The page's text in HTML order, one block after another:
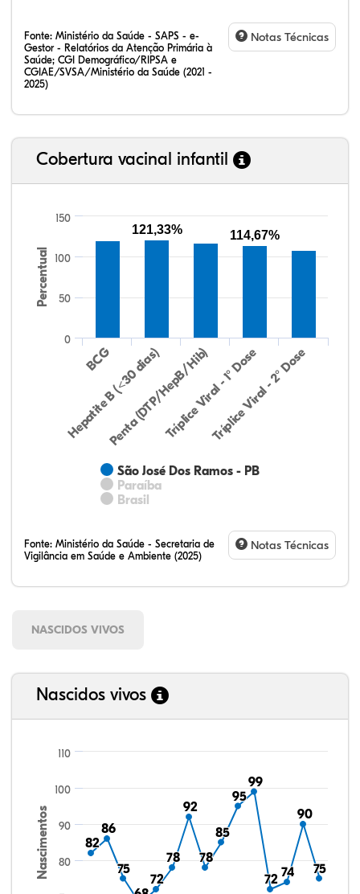
Fonte: Ministério da Saúde - SAPS - e-
Gestor - Relatórios da Atenção Primária à
Saúde; CGI Demográfico/RIPSA e
CGIAE/SVSA/Ministério da Saúde (2021 -
2025)
Notas Técnicas
Cobertura vacinal infantil
Percentual
São José Dos Ramos - PB
Paraíba
Brasil
BCG
Hepatite B (<30 dias)
Penta (DTP/HepB/Hib)Tríplice Viral - 1° Dose
Tríplice Viral - 2° Dose
0
50
100
150
121,33%
114,67%
Fonte: Ministério da Saúde - Secretaria de
Vigilância em Saúde e Ambiente (2025)
Notas Técnicas
NASCIDOS VIVOS
Nascidos vivos
Nascimentos 82
82
86
86
75
75
72
72
78
78
92
92
78
78
85
85
95
95
99
99
72
72 74
74
90
90
75
75
80
90
100
110